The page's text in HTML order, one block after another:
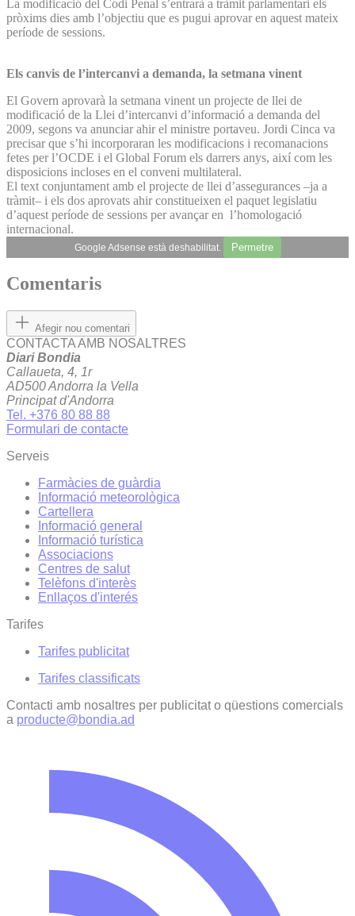
La modificació del Codi Penal s’entrarà a tràmit parlamentari els
pròxims dies amb l’objectiu que es pugui aprovar en aquest mateix
període de sessions.
Els canvis de l’intercanvi a demanda, la setmana vinent
El Govern aprovarà la setmana vinent un projecte de llei de
modificació de la Llei d’intercanvi d’informació a demanda del
2009, segons va anunciar ahir el ministre portaveu. Jordi Cinca va
precisar que s’hi incorporaran les modificacions i recomanacions
fetes per l’OCDE i el Global Forum els darrers anys, així com les
disposicions incloses en el conveni multilateral.
El text conjuntament amb el projecte de llei d’assegurances –ja a
tràmit– i els dos aprovats ahir constitueixen el paquet legislatiu
d’aquest període de sessions per avançar en l’homologació
internacional.
Google Adsense està deshabilitat. Permetre
Comentaris
Afegir nou comentari
CONTACTA AMB NOSALTRES
Diari Bondia
Callaueta, 4, 1r
AD500 Andorra la Vella
Principat d'Andorra
Tel. +376 80 88 88
Formulari de contacte
Serveis
Farmàcies de guàrdia
Informació meteorològica
Cartellera
Informació general
Informació turística
Associacions
Centres de salut
Telèfons d'interès
Enllaços d'interés
Tarifes
Tarifes publicitat
Tarifes classificats
Contacti amb nosaltres per publicitat o qüestions comercials
a producte@bondia.ad